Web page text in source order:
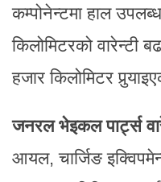
कम्पोनेन्टमा हाल
किलोमिटरको वारेन्टी
हजार किलोमिटर
जनरल भेइकल पार्ट्स
आयल, चार्जिङ